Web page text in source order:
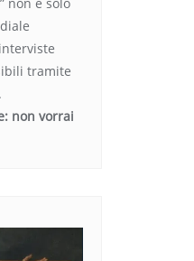
non è solo
tramite
non vorrai